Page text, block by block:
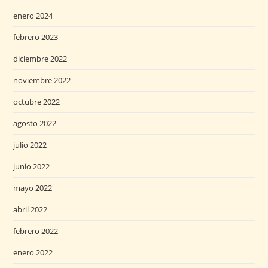
enero 2024
febrero 2023
diciembre 2022
noviembre 2022
octubre 2022
agosto 2022
julio 2022
junio 2022
mayo 2022
abril 2022
febrero 2022
enero 2022